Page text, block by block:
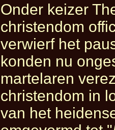
Onder keizer
christendom
verwierf het
konden nu
martelaren
christendom in
van het